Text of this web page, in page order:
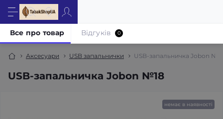
Аксесуари USB запальнички USB-запальничка Jobon
USB-запальничка Jobon №18
Все про товар Відгуків 0
немає в наявності